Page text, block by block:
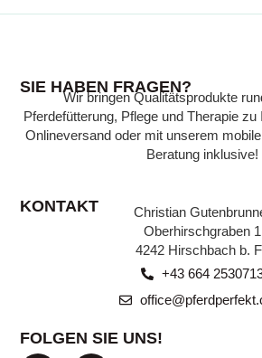
Wissen, das Ihr Pferd gesund hält:
Expertenwissen zu
verständlich erklärt, finden Sie in
ZU DEN BEITRÄGEN
SIE HABEN FRAGEN?
Wir bringen Qualitätsprodukte
Pferdefütterung, Pflege und Therapie
Onlineversand oder mit unserem
Beratung inklusive!
KONTAKT
Christian
Oberhirschgraben 1
4242 Hirschbach b.
+43 664
FOLGEN SIE UNS!